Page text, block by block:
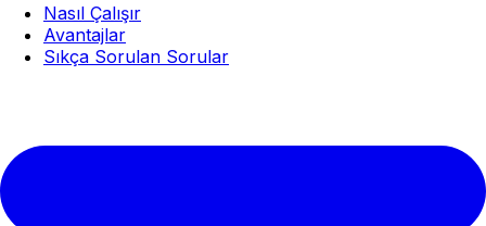
Nasıl Çalışır
Avantajlar
Sıkça Sorulan Sorular